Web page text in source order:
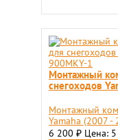
Монтажный
снегоходов
Монтажный
Yamaha (2007
6 200 ₽ Цена: